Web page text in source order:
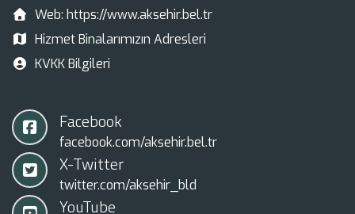
Web: https://www.aksehir.bel.tr
Hizmet Binalarımızın Adresleri
KVKK Bilgileri
Facebook
facebook.com/aksehir.bel.tr
X-Twitter
twitter.com/aksehir_bld
YouTube